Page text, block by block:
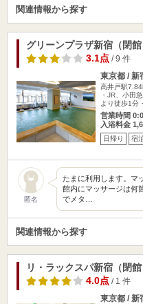
関連情報から探す
グリーンプラザ新宿（閉館
3.1点/ 9 件
東京都 / 新
高井戸駅
・JR、小田
より徒歩1分
営業時間
入浴料金
日帰り 宿
匿名
たまに利用します。マ
館内にマッサージは何
でメタ…
関連情報から探す
リ・ラックスパ新宿（閉館
4.0点/ 1 件
東京都 / 新